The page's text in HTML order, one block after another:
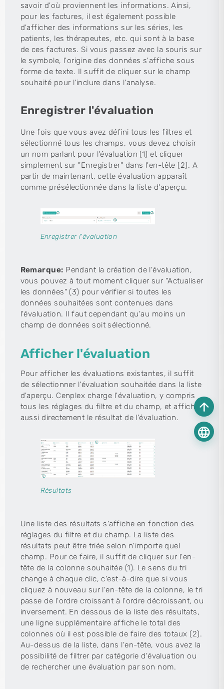
arrow_upward
language
savoir d'où proviennent les informations. Ainsi,
pour les factures, il est également possible
d'afficher des informations sur les séries, les
patients, les thérapeutes, etc. qui sont à la base
de ces factures. Si vous passez avec la souris sur
le symbole, l'origine des données s'affiche sous
forme de texte. Il suffit de cliquer sur le champ
souhaité pour l'inclure dans l'analyse.
Enregistrer l'évaluation
Une fois que vous avez défini tous les filtres et
sélectionné tous les champs, vous devez choisir
un nom parlant pour l'évaluation (1) et cliquer
simplement sur "Enregistrer" dans l'en-tête (2). A
partir de maintenant, cette évaluation apparaît
comme présélectionnée dans la liste d'aperçu.
Enregistrer l'évaluation
Remarque: Pendant la création de l'évaluation,
vous pouvez à tout moment cliquer sur "Actualiser
les données" (3) pour vérifier si toutes les
données souhaitées sont contenues dans
l'évaluation. Il faut cependant qu'au moins un
champ de données soit sélectionné.
Afficher l'évaluation
Pour afficher les évaluations existantes, il suffit
de sélectionner l'évaluation souhaitée dans la liste
d'aperçu. Cenplex charge l'évaluation, y compris
tous les réglages du filtre et du champ, et affiche
aussi directement le résultat de l'évaluation.
Résultats
Une liste des résultats s'affiche en fonction des
réglages du filtre et du champ. La liste des
résultats peut être triée selon n'importe quel
champ. Pour ce faire, il suffit de cliquer sur l'en-
tête de la colonne souhaitée (1). Le sens du tri
change à chaque clic, c'est-à-dire que si vous
cliquez à nouveau sur l'en-tête de la colonne, le tri
passe de l'ordre croissant à l'ordre décroissant, ou
inversement. En dessous de la liste des résultats,
une ligne supplémentaire affiche le total des
colonnes où il est possible de faire des totaux (2).
Au-dessus de la liste, dans l'en-tête, vous avez la
possibilité de filtrer par catégorie d'évaluation ou
de rechercher une évaluation par son nom.